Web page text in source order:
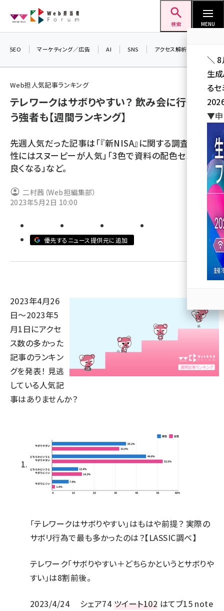
ン
検索 MENU
seo (3532)
youtube (2441)
note (2317)
セミナー (2310)
z世代 (1623)
meo (1277)
llmo (1167)
SEO マーケティング／広告 AI SNS アクセス解析／データ分析
Web担人気記事ランキング
テレワークはサボりやすい？ 飲み会に行くとい
う強者も【週間ランキング】
先週人気だった記事は「『新NISA』に関する調査」「女
性にはスヌーピーが人気」「3色で資料の配色センスが
良くなる」など。
二村茜（Web担編集部）
2023年5月2日 10:00
優先するニュース提供元に追加
2023年4月26
日～2023年5
月1日にアクセ
ス数の多かった
記事のランキン
グを発表！ 見逃
している人気記
事はありませんか？
「テレワークはサボりやすい」はもはや前提？ 実際の
サボリ行為で最も多かったのは？【LASSIC調べ】
テレワーク「サボりやすい＋どちらかというとサボりや
すい」は8割前後。
2023/4/24 シェア74 ツイート102 はてブ15 note
＼ 8
生
る
▼申